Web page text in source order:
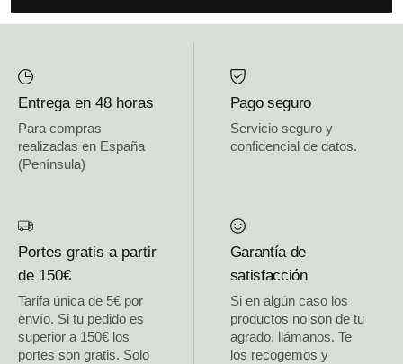
Entrega en 48 horas
Para compras
realizadas en España
(Península)
Pago seguro
Servicio seguro y
confidencial de datos.
Portes gratis a partir
de 150€
Tarifa única de 5€ por
envío. Si tu pedido es
superior a 150€ los
portes son gratis. Solo
Garantía de
satisfacción
Si en algún caso los
productos no son de tu
agrado, llámanos. Te
los recogemos y